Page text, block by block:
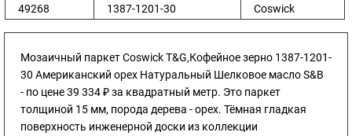
49268 1387-1201-30 Coswick
Мозаичный паркет Coswick T&G,Кофейное зерно 1387-1201-
30 Американский орех Натуральный Шелковое масло S&B
- по цене 39 334 ₽ за квадратный метр. Это паркет
толщиной 15 мм, порода дерева - орех. Тёмная гладкая
поверхность инженерной доски из коллекции